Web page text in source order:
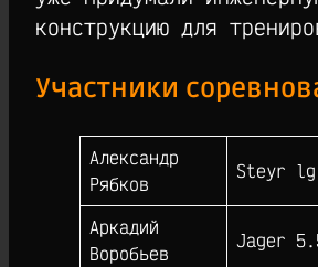
конструкцию для
Участники
Александр
Рябков
Steyr lg
Аркадий
Воробьев
Jager